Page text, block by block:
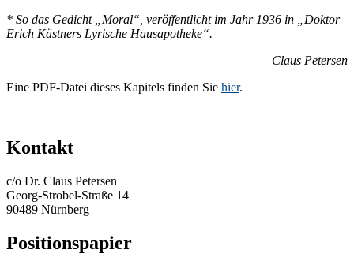
* So das Gedicht „Moral“, veröffentlicht im Jahr 1936 in „Doktor
Erich Kästners Lyrische Hausapotheke“.
Claus Petersen
Eine PDF-Datei dieses Kapitels finden Sie hier.
Kontakt
c/o Dr. Claus Petersen
Georg-Strobel-Straße 14
90489 Nürnberg
Positionspapier